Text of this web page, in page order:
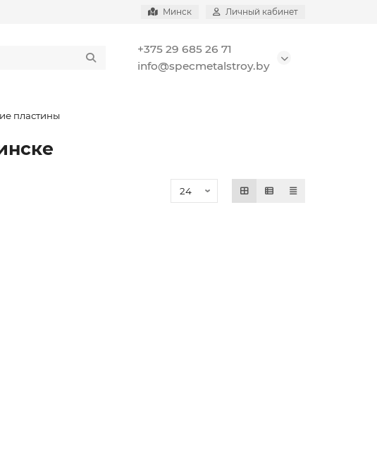
Минск Личный кабинет
+375 29 685 26 71
info@specmetalstroy.by
пластины